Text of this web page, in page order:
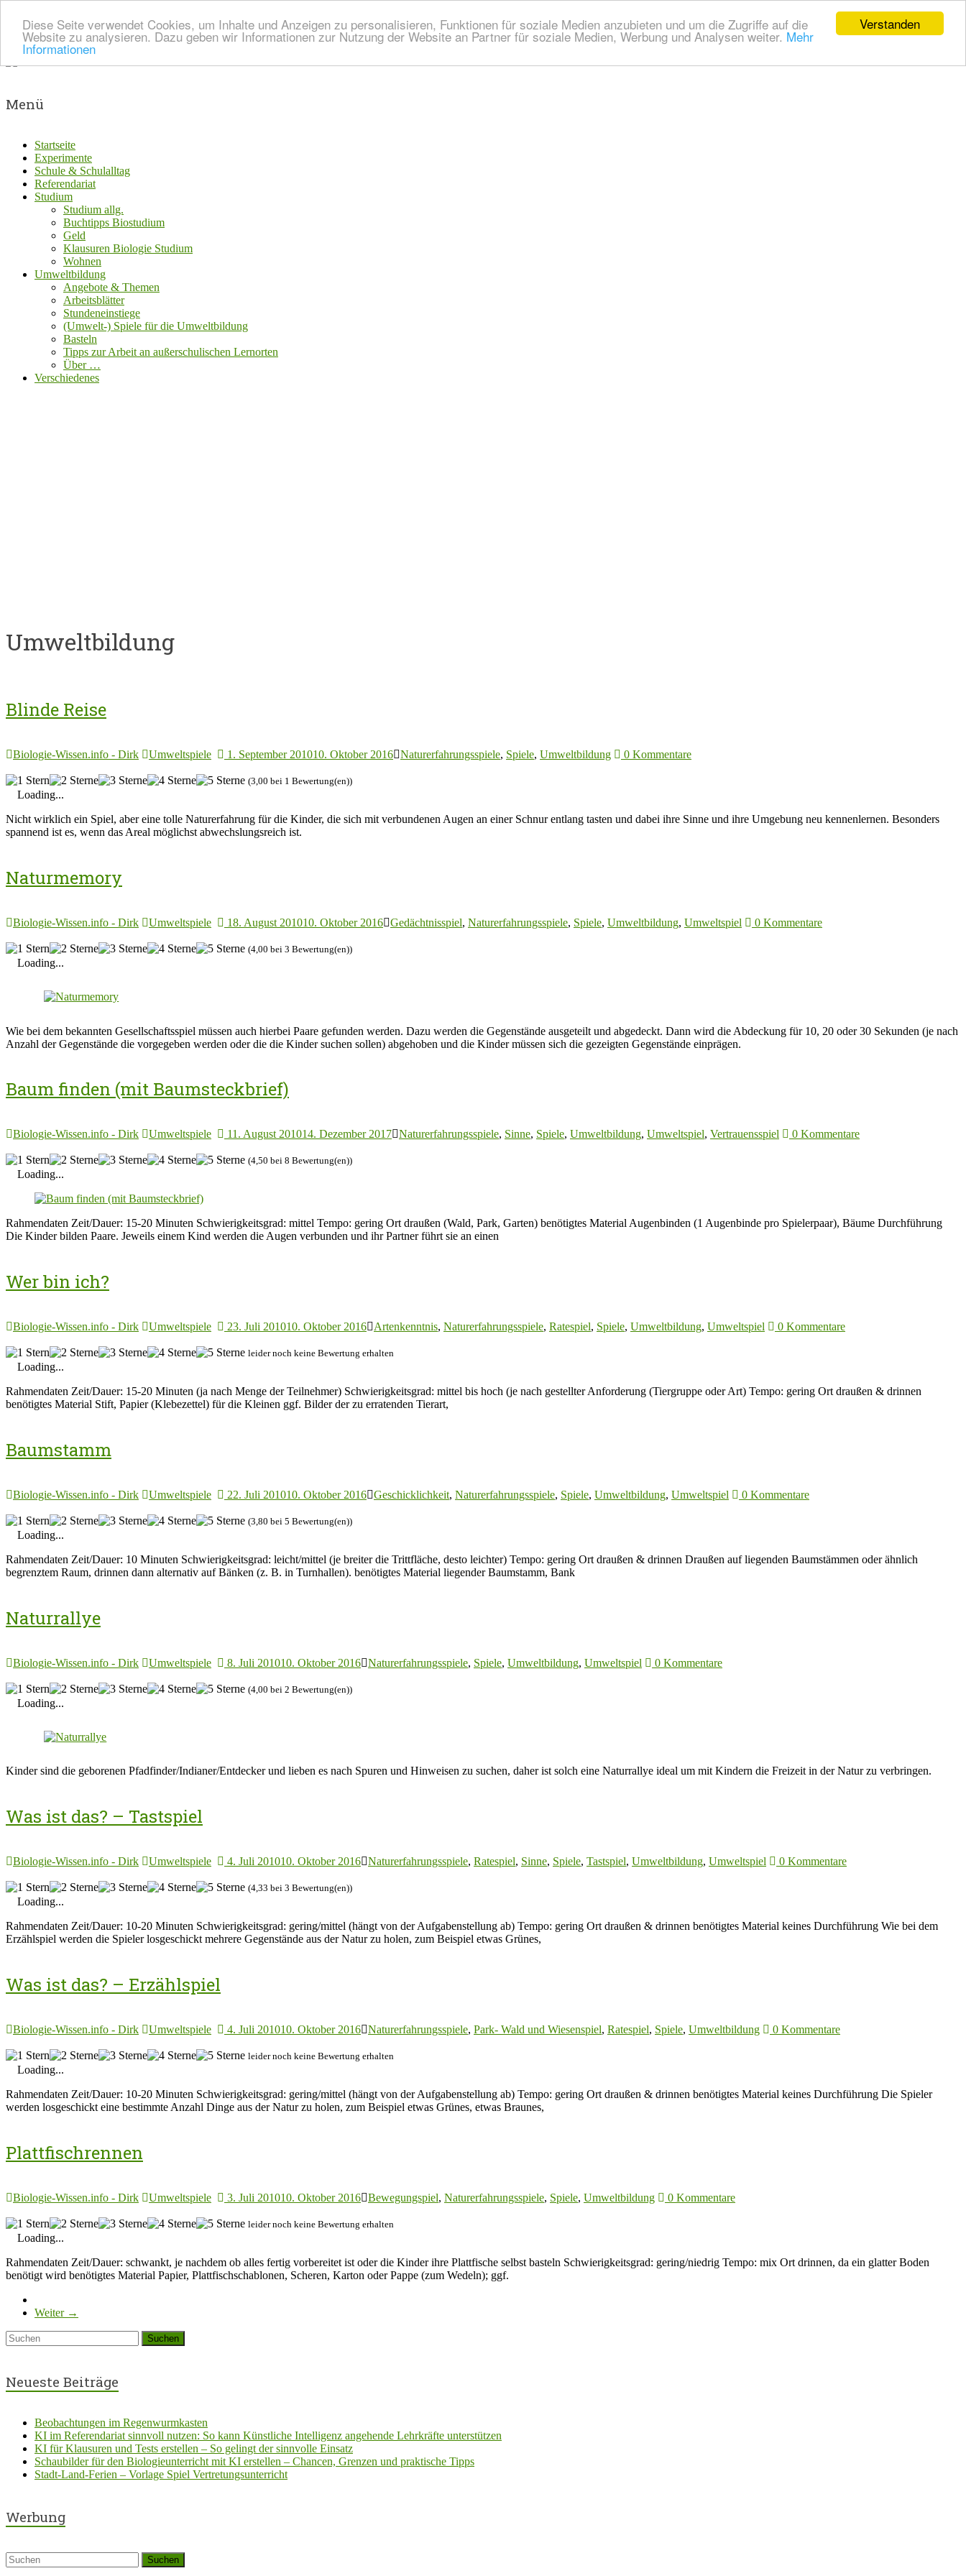
Verstanden
Diese Seite verwendet Cookies, um Inhalte und Anzeigen zu personalisieren, Funktionen für soziale Medien anzubieten und um die Zugriffe auf die
Website zu analysieren. Dazu geben wir Informationen zur Nutzung der Website an Partner für soziale Medien, Werbung und Analysen weiter. Mehr
Informationen
Menü
Startseite
Experimente
Schule & Schulalltag
Referendariat
Studium
Studium allg.
Buchtipps Biostudium
Geld
Klausuren Biologie Studium
Wohnen
Umweltbildung
Angebote & Themen
Arbeitsblätter
Stundeneinstiege
(Umwelt-) Spiele für die Umweltbildung
Basteln
Tipps zur Arbeit an außerschulischen Lernorten
Über …
Verschiedenes
Umweltbildung
Blinde Reise
Biologie-Wissen.info - Dirk Umweltspiele 1. September 201010. Oktober 2016 Naturerfahrungsspiele, Spiele, Umweltbildung 0 Kommentare
(3,00 bei 1 Bewertung(en))
Loading...
Nicht wirklich ein Spiel, aber eine tolle Naturerfahrung für die Kinder, die sich mit verbundenen Augen an einer Schnur entlang tasten und dabei ihre Sinne und ihre Umgebung neu kennenlernen. Besonders
spannend ist es, wenn das Areal möglichst abwechslungsreich ist.
Naturmemory
Biologie-Wissen.info - Dirk Umweltspiele 18. August 201010. Oktober 2016 Gedächtnisspiel, Naturerfahrungsspiele, Spiele, Umweltbildung, Umweltspiel 0 Kommentare
(4,00 bei 3 Bewertung(en))
Loading...
Wie bei dem bekannten Gesellschaftsspiel müssen auch hierbei Paare gefunden werden. Dazu werden die Gegenstände ausgeteilt und abgedeckt. Dann wird die Abdeckung für 10, 20 oder 30 Sekunden (je nach
Anzahl der Gegenstände die vorgegeben werden oder die die Kinder suchen sollen) abgehoben und die Kinder müssen sich die gezeigten Gegenstände einprägen.
Baum finden (mit Baumsteckbrief)
Biologie-Wissen.info - Dirk Umweltspiele 11. August 201014. Dezember 2017 Naturerfahrungsspiele, Sinne, Spiele, Umweltbildung, Umweltspiel, Vertrauensspiel 0 Kommentare
(4,50 bei 8 Bewertung(en))
Loading...
Rahmendaten Zeit/Dauer: 15-20 Minuten Schwierigkeitsgrad: mittel Tempo: gering Ort draußen (Wald, Park, Garten) benötigtes Material Augenbinden (1 Augenbinde pro Spielerpaar), Bäume Durchführung
Die Kinder bilden Paare. Jeweils einem Kind werden die Augen verbunden und ihr Partner führt sie an einen
Wer bin ich?
Biologie-Wissen.info - Dirk Umweltspiele 23. Juli 201010. Oktober 2016 Artenkenntnis, Naturerfahrungsspiele, Ratespiel, Spiele, Umweltbildung, Umweltspiel 0 Kommentare
leider noch keine Bewertung erhalten
Loading...
Rahmendaten Zeit/Dauer: 15-20 Minuten (ja nach Menge der Teilnehmer) Schwierigkeitsgrad: mittel bis hoch (je nach gestellter Anforderung (Tiergruppe oder Art) Tempo: gering Ort draußen & drinnen
benötigtes Material Stift, Papier (Klebezettel) für die Kleinen ggf. Bilder der zu erratenden Tierart,
Baumstamm
Biologie-Wissen.info - Dirk Umweltspiele 22. Juli 201010. Oktober 2016 Geschicklichkeit, Naturerfahrungsspiele, Spiele, Umweltbildung, Umweltspiel 0 Kommentare
(3,80 bei 5 Bewertung(en))
Loading...
Rahmendaten Zeit/Dauer: 10 Minuten Schwierigkeitsgrad: leicht/mittel (je breiter die Trittfläche, desto leichter) Tempo: gering Ort draußen & drinnen Draußen auf liegenden Baumstämmen oder ähnlich
begrenztem Raum, drinnen dann alternativ auf Bänken (z. B. in Turnhallen). benötigtes Material liegender Baumstamm, Bank
Naturrallye
Biologie-Wissen.info - Dirk Umweltspiele 8. Juli 201010. Oktober 2016 Naturerfahrungsspiele, Spiele, Umweltbildung, Umweltspiel 0 Kommentare
(4,00 bei 2 Bewertung(en))
Loading...
Kinder sind die geborenen Pfadfinder/Indianer/Entdecker und lieben es nach Spuren und Hinweisen zu suchen, daher ist solch eine Naturrallye ideal um mit Kindern die Freizeit in der Natur zu verbringen.
Was ist das? – Tastspiel
Biologie-Wissen.info - Dirk Umweltspiele 4. Juli 201010. Oktober 2016 Naturerfahrungsspiele, Ratespiel, Sinne, Spiele, Tastspiel, Umweltbildung, Umweltspiel 0 Kommentare
(4,33 bei 3 Bewertung(en))
Loading...
Rahmendaten Zeit/Dauer: 10-20 Minuten Schwierigkeitsgrad: gering/mittel (hängt von der Aufgabenstellung ab) Tempo: gering Ort draußen & drinnen benötigtes Material keines Durchführung Wie bei dem
Erzählspiel werden die Spieler losgeschickt mehrere Gegenstände aus der Natur zu holen, zum Beispiel etwas Grünes,
Was ist das? – Erzählspiel
Biologie-Wissen.info - Dirk Umweltspiele 4. Juli 201010. Oktober 2016 Naturerfahrungsspiele, Park- Wald und Wiesenspiel, Ratespiel, Spiele, Umweltbildung 0 Kommentare
leider noch keine Bewertung erhalten
Loading...
Rahmendaten Zeit/Dauer: 10-20 Minuten Schwierigkeitsgrad: gering/mittel (hängt von der Aufgabenstellung ab) Tempo: gering Ort draußen & drinnen benötigtes Material keines Durchführung Die Spieler
werden losgeschickt eine bestimmte Anzahl Dinge aus der Natur zu holen, zum Beispiel etwas Grünes, etwas Braunes,
Plattfischrennen
Biologie-Wissen.info - Dirk Umweltspiele 3. Juli 201010. Oktober 2016 Bewegungspiel, Naturerfahrungsspiele, Spiele, Umweltbildung 0 Kommentare
leider noch keine Bewertung erhalten
Loading...
Rahmendaten Zeit/Dauer: schwankt, je nachdem ob alles fertig vorbereitet ist oder die Kinder ihre Plattfische selbst basteln Schwierigkeitsgrad: gering/niedrig Tempo: mix Ort drinnen, da ein glatter Boden
benötigt wird benötigtes Material Papier, Plattfischschablonen, Scheren, Karton oder Pappe (zum Wedeln); ggf.
Weiter →
Neueste Beiträge
Beobachtungen im Regenwurmkasten
KI im Referendariat sinnvoll nutzen: So kann Künstliche Intelligenz angehende Lehrkräfte unterstützen
KI für Klausuren und Tests erstellen – So gelingt der sinnvolle Einsatz
Schaubilder für den Biologieunterricht mit KI erstellen – Chancen, Grenzen und praktische Tipps
Stadt-Land-Ferien – Vorlage Spiel Vertretungsunterricht
Werbung